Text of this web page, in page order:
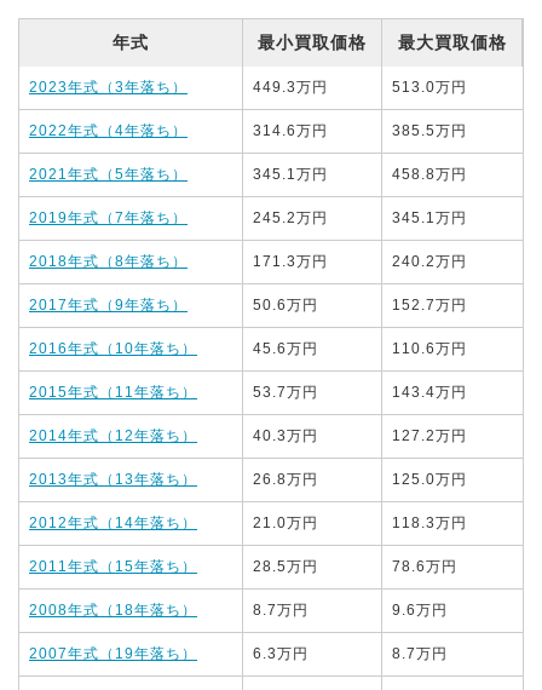
年式 最小買取価格 最大買取価格
2023年式（3年落ち） 449.3万円 513.0万円
2022年式（4年落ち） 314.6万円 385.5万円
2021年式（5年落ち） 345.1万円 458.8万円
2019年式（7年落ち） 245.2万円 345.1万円
2018年式（8年落ち） 171.3万円 240.2万円
2017年式（9年落ち） 50.6万円 152.7万円
2016年式（10年落ち） 45.6万円 110.6万円
2015年式（11年落ち） 53.7万円 143.4万円
2014年式（12年落ち） 40.3万円 127.2万円
2013年式（13年落ち） 26.8万円 125.0万円
2012年式（14年落ち） 21.0万円 118.3万円
2011年式（15年落ち） 28.5万円 78.6万円
2008年式（18年落ち） 8.7万円 9.6万円
2007年式（19年落ち） 6.3万円 8.7万円